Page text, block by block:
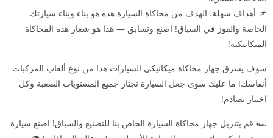
📌 أهداف سهلة. الهدف من محاكاة السيارة هذه هو بناء وبناء سيارتك
الخاصة والفوز في السباق! اصنع وتسابق — هذا هو شعار هذه المحاكاة
الميكانيكية!
سوف يسرق جهاز محاكاة ميكانيكي السيارات هذا من نوع ألعاب المركبات
أنفاسك! ما عليك سوى جعل السيارة تجتاز جميع المستويات الصعبة وكل
اختبار تصادم!
🏎️ قم بتنزيل جهاز محاكاة السيارة الخاص بنا للتصنيع والسباق! اصنع سيارة